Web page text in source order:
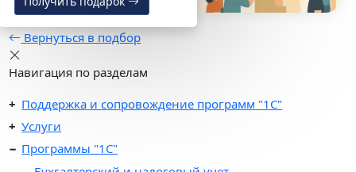
Вернуться в подбор
Навигация по разделам
Поддержка и сопровождение программ "1С"
Услуги
Программы "1С"